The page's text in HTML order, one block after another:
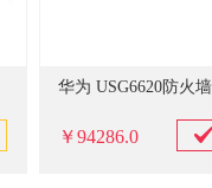
华为 USG6620防火
￥94286.0